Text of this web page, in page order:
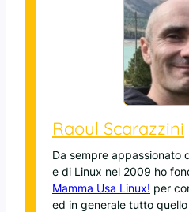
Raoul Scarazzini
Da sempre appassionato
e di Linux nel 2009 ho
Mamma Usa Linux! per
ed in generale tutto